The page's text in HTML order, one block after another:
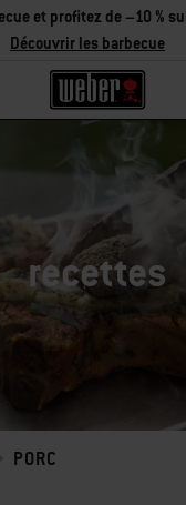
et profitez de –10 %
Découvrir les barbecue
recettes
PORC